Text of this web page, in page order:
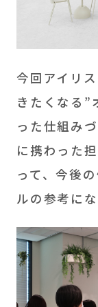
今回アイリ
きたくなる”
った仕組み
に携わった
って、今後
ルの参考に